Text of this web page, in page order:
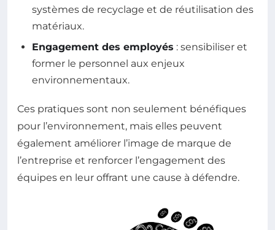
systèmes de recyclage et de réutilisation des
matériaux.
Engagement des employés : sensibiliser et
former le personnel aux enjeux
environnementaux.
Ces pratiques sont non seulement bénéfiques
pour l’environnement, mais elles peuvent
également améliorer l’image de marque de
l’entreprise et renforcer l’engagement des
équipes en leur offrant une cause à défendre.